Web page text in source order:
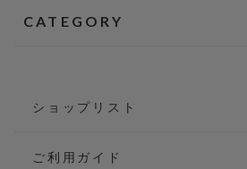
CATEGORY
ショップリスト
ご利用ガイド